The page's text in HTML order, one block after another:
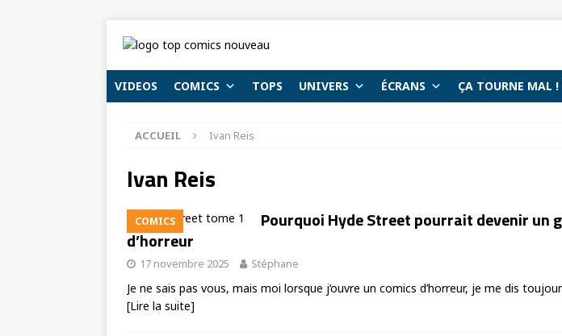
VIDEOS COMICS TOPS UNIVERS ÉCRANS ÇA TOURNE MAL !
ACCUEIL Ivan Reis
Ivan Reis
COMICS
Pourquoi Hyde Street pourrait devenir un
d’horreur
17 novembre 2025 Stéphane
Je ne sais pas vous, mais moi lorsque j’ouvre un comics d’horreur, je me dis
[Lire la suite]